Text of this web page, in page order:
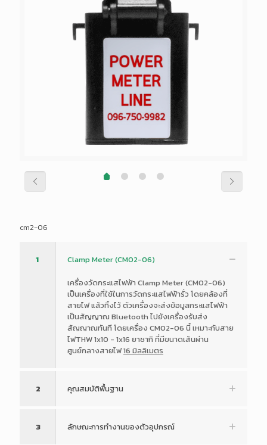
cm2-06
1 Clamp Meter (CM02-06)
เครื่องวัดกระแสไฟฟ้า Clamp Meter (CM02-06)
เป็นเครื่องที่ใช้ในการวัดกระแสไฟฟ้ารั่ว โดยคล้องที่
สายไฟ แล้วทิ้งไว้ ตัวเครื่องจะส่งข้อมูลกระแสไฟฟ้า
เป็นสัญญาณ Bluetooth ไปยังเครื่องรับส่ง
สัญญาณทันที โดยเครื่อง CM02-06 นี้ เหมาะกับสาย
ไฟTHW 1x10 - 1x16 ยาชากิ ที่มีขนาดเส้นผ่าน
ศูนย์กลางสายไฟ16 มิลลิเมตร
2 คุณสมบัติพื้นฐาน
3 ลักษณะการทำงานของตัวอุปกรณ์